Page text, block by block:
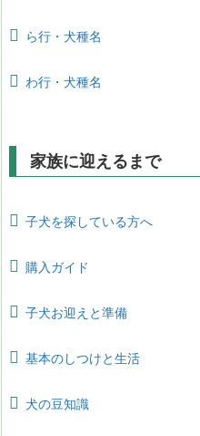
ら行・犬種名
わ行・犬種名
家族に迎えるまで
子犬を探している方へ
購入ガイド
子犬お迎えと準備
基本のしつけと生活
犬の豆知識